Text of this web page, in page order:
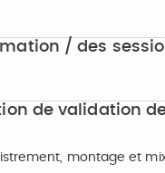
/ des
de validation
montage et